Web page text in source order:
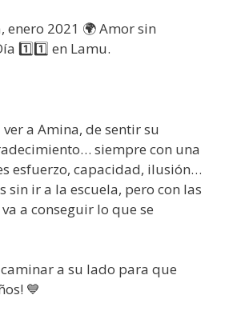
enero 2021 🌍 Amor sin
1️⃣1️⃣ en Lamu.
ver a Amina, de sentir su
siempre con una
esfuerzo, capacidad, ilusión…
sin ir a la escuela, pero con las
a conseguir lo que se
caminar a su lado para que
💙